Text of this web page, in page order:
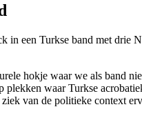
in een Turkse band met drie
hokje waar we als band
plekken waar Turkse
van de politieke context